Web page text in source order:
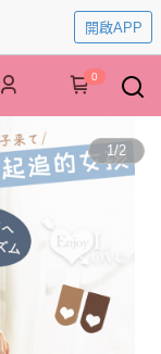
開啟APP
0
1/2